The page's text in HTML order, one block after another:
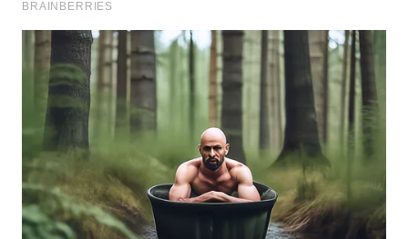
TAPANULI
TENGAH
WN DELI
SERDANG
WN
TEBING
TINGGI
WN